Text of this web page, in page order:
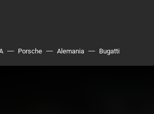
Porsche Alemania Bugatti